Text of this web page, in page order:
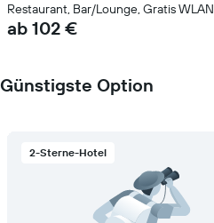
Restaurant, Bar/Lounge, Gratis WLAN
ab 102 €
Günstigste Option
2-Sterne-Hotel